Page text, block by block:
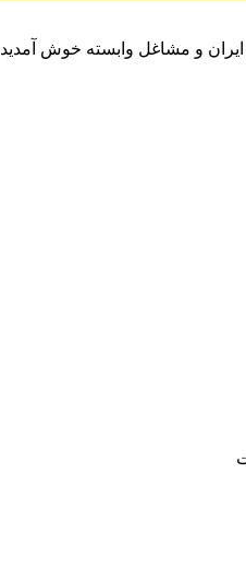
و مشاغل وابسته خوش آمدید